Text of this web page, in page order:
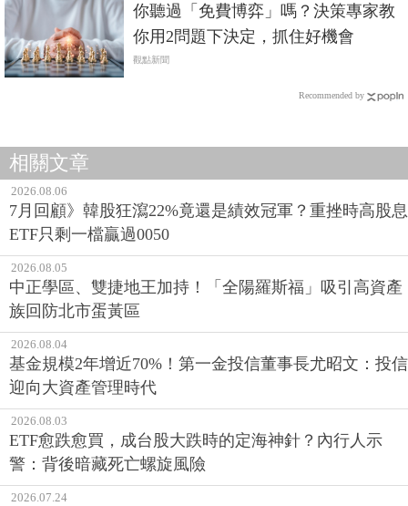
你聽過「免費博弈」嗎？決策專家教
你用2問題下決定，抓住好機會
觀點新聞
Recommended by
相關文章
2026.08.06
7月回顧》韓股狂瀉22%竟還是績效冠軍？重挫時高股息
ETF只剩一檔贏過0050
2026.08.05
中正學區、雙捷地王加持！「全陽羅斯福」吸引高資產
族回防北市蛋黃區
2026.08.04
基金規模2年增近70%！第一金投信董事長尤昭文：投信
迎向大資產管理時代
2026.08.03
ETF愈跌愈買，成台股大跌時的定海神針？內行人示
警：背後暗藏死亡螺旋風險
2026.07.24